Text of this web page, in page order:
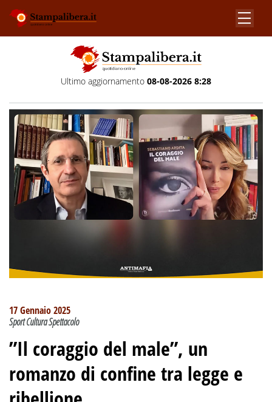
Ultimo aggiornamento 08-08-2026 8:28
17 Gennaio 2025
Sport Cultura Spettacolo
”Il coraggio del male”, un
romanzo di confine tra legge e